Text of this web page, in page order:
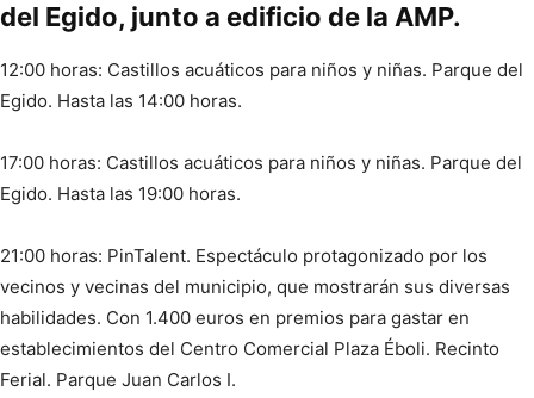
del Egido, junto a edificio de la AMP.
12:00 horas: Castillos acuáticos para niños y niñas. Parque del
Egido. Hasta las 14:00 horas.
17:00 horas: Castillos acuáticos para niños y niñas. Parque del
Egido. Hasta las 19:00 horas.
21:00 horas: PinTalent. Espectáculo protagonizado por los
vecinos y vecinas del municipio, que mostrarán sus diversas
habilidades. Con 1.400 euros en premios para gastar en
establecimientos del Centro Comercial Plaza Éboli. Recinto
Ferial. Parque Juan Carlos I.